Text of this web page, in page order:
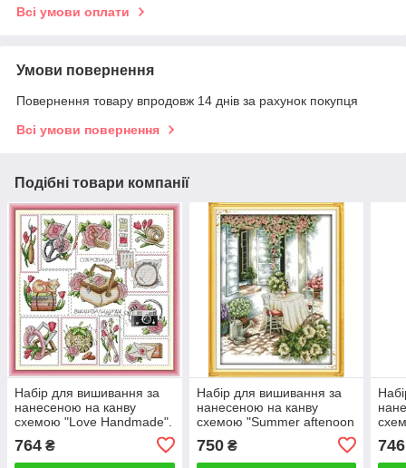
Всі умови оплати
Умови повернення
Повернення товару впродовж 14 днів за рахунок покупця
Всі умови повернення
Подібні товари компанії
Набір для вишивання за
нанесеною на канву
схемою "Love Handmade".
AIDA 14CT printed 41*42
см
764 ₴
Набір для вишивання за
нанесеною на канву
схемою "Summer aftenoon
41*53 см
750₴
см
746